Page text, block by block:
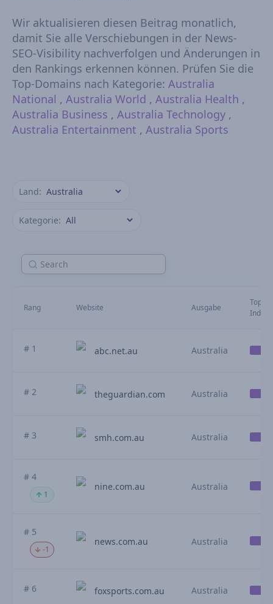
Wir aktualisieren diesen Beitrag monatlich,
damit Sie alle Verschiebungen in der News-
SEO-Visibility nachverfolgen und Änderungen in
den Rankings erkennen können. Prüfen Sie die
Top-Domains nach Kategorie: Australia
National , Australia World , Australia Health ,
Australia Business , Australia Technology ,
Australia Entertainment , Australia Sports
Land:
Kategorie:
Rang Website Ausgabe
Top
Index
# 1 abc.net.au Australia
# 2 theguardian.com Australia
# 3 smh.com.au Australia
# 4
1
nine.com.au Australia
# 5
-1
news.com.au Australia
# 6 foxsports.com.au Australia